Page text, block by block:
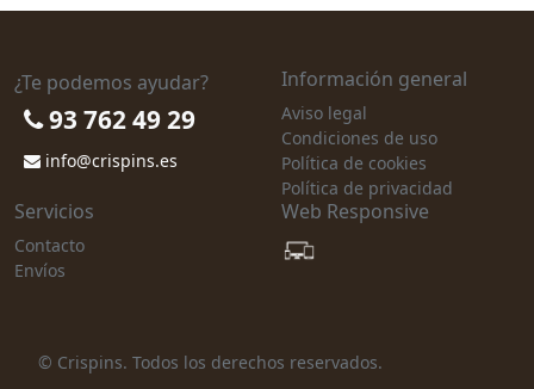
¿Te podemos ayudar?
93 762 49 29
info@crispins.es
Información general
Aviso legal
Condiciones de uso
Política de cookies
Política de privacidad
Servicios
Contacto
Envíos
Web Responsive
© Crispins. Todos los derechos reservados.